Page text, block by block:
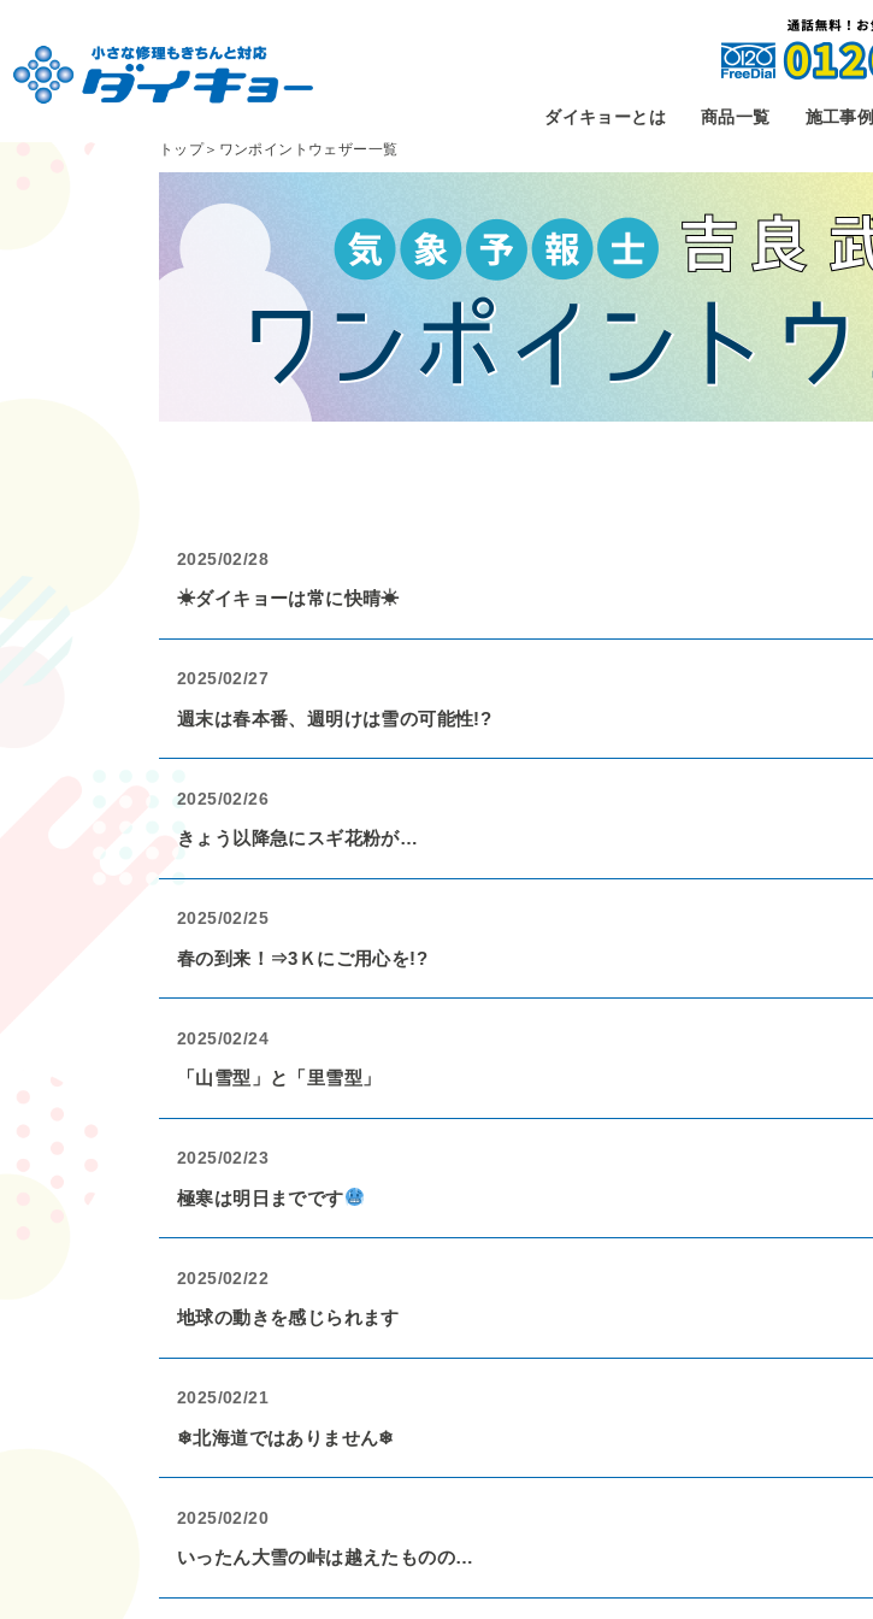
ダイキョーとは 商品一覧 施工事例
トップ＞ ワンポイントウェザー一覧
2025/02/28
☀ダイキョーは常に快晴☀
2025/02/27
週末は春本番、週明けは雪の可能性!?
2025/02/26
きょう以降急にスギ花粉が…
2025/02/25
春の到来！⇒3Ｋにご用心を!?
2025/02/24
「山雪型」と「里雪型」
2025/02/23
極寒は明日までです
2025/02/22
地球の動きを感じられます
2025/02/21
❄北海道ではありません❄
2025/02/20
いったん大雪の峠は越えたものの…